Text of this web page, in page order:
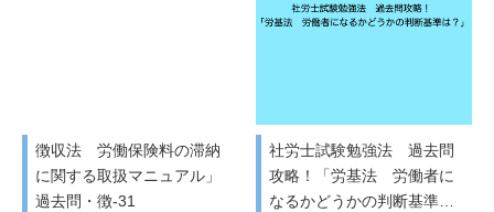
徴収法 労働保険料の滞納
に関する取扱マニュアル」
過去問・徴-31
社労士試験勉強法 過去問
攻略！「労基法 労働者に
なるかどうかの判断基準…